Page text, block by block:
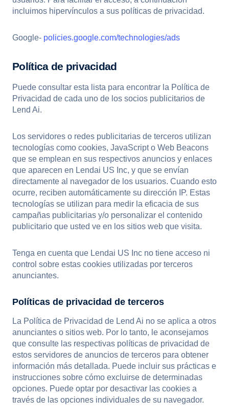
incluimos hipervínculos a sus políticas de privacidad.
Google- policies.google.com/technologies/ads
Política de privacidad
Puede consultar esta lista para encontrar la Política de
Privacidad de cada uno de los socios publicitarios de
Lend Ai.
Los servidores o redes publicitarias de terceros utilizan
tecnologías como cookies, JavaScript o Web Beacons
que se emplean en sus respectivos anuncios y enlaces
que aparecen en Lendai US Inc, y que se envían
directamente al navegador de los usuarios. Cuando esto
ocurre, reciben automáticamente su dirección IP. Estas
tecnologías se utilizan para medir la eficacia de sus
campañas publicitarias y/o personalizar el contenido
publicitario que usted ve en los sitios web que visita.
Tenga en cuenta que Lendai US Inc no tiene acceso ni
control sobre estas cookies utilizadas por terceros
anunciantes.
Políticas de privacidad de terceros
La Política de Privacidad de Lend Ai no se aplica a otros
anunciantes o sitios web. Por lo tanto, le aconsejamos
que consulte las respectivas políticas de privacidad de
estos servidores de anuncios de terceros para obtener
información más detallada. Puede incluir sus prácticas e
instrucciones sobre cómo excluirse de determinadas
opciones. Puede optar por desactivar las cookies a
través de las opciones individuales de su navegador.